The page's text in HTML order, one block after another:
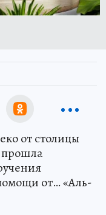
от столицы
от… «Аль-